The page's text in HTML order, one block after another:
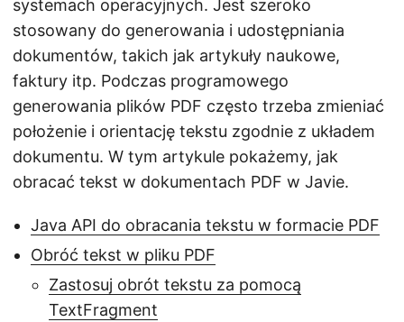
systemach operacyjnych. Jest szeroko
stosowany do generowania i udostępniania
dokumentów, takich jak artykuły naukowe,
faktury itp. Podczas programowego
generowania plików PDF często trzeba zmieniać
położenie i orientację tekstu zgodnie z układem
dokumentu. W tym artykule pokażemy, jak
obracać tekst w dokumentach PDF w Javie.
Java API do obracania tekstu w formacie PDF
Obróć tekst w pliku PDF
Zastosuj obrót tekstu za pomocą
TextFragment